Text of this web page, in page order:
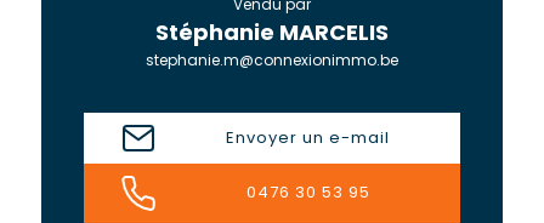
Vendu par
Stéphanie MARCELIS
stephanie.m@connexionimmo.be
Envoyer un e-mail
0476 30 53 95